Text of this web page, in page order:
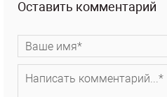
Оставить комментарий